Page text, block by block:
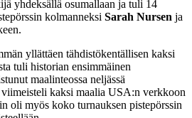
yhdeksällä osumallaan ja tuli 14
kolmanneksi Sarah Nursen ja
yllättäen tähdistökentällisen kaksi
tuli historian ensimmäinen
maalinteossa neljässä
kaksi maalia USA:n verkkoon
oli myös koko turnauksen pistepörssin